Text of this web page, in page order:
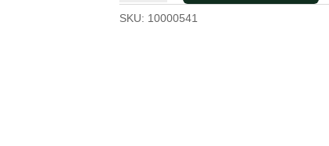
De
SKU: 10000541